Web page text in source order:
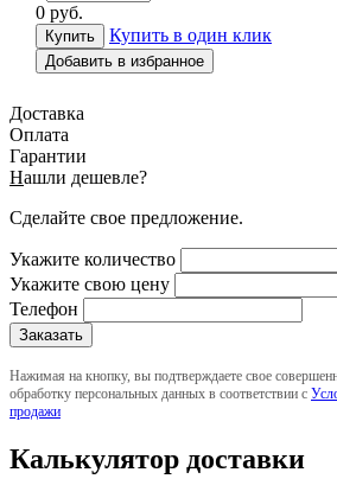
0 руб.
Купить в один клик
Добавить в избранное
Доставка
Оплата
Гарантии
Нашли дешевле?
Сделайте свое предложение.
Укажите количество
Укажите свою цену
Телефон
Нажимая на кнопку, вы подтверждаете свое
обработку персональных данных в соответствии с
продажи
Калькулятор доставки